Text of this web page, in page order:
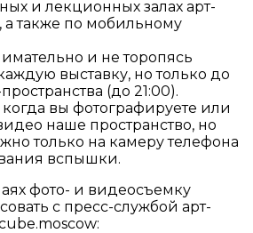
и лекционных залах арт-
а также по мобильному
и не торопясь
выставку, но только до
(до 21:00).
вы фотографируете или
наше пространство, но
только на камеру телефона
вспышки.
фото- и видеосъемку
с пресс-службой арт-